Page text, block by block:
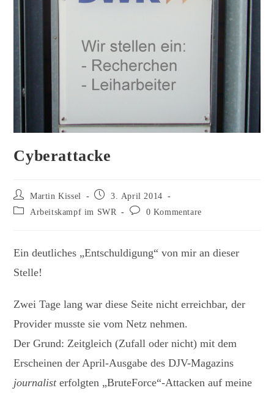
Cyberattacke
Beitrags-
Autor:
Martin Kissel
Beitrag
veröffentlicht:
3. April 2014
Beitrags-Arbeitskampf im SWR
Beitrags-0 Kommentare
Ein deutliches „Entschuldigung“ von mir an dieser
Stelle!
Zwei Tage lang war diese Seite nicht erreichbar, der
Provider musste sie vom Netz nehmen.
Der Grund: Zeitgleich (Zufall oder nicht) mit dem
Erscheinen der April-Ausgabe des DJV-Magazins
journalisterfolgten „BruteForce“-Attacken auf meine